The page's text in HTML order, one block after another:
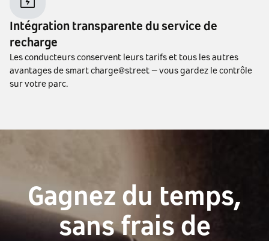
Intégration transparente du service de
recharge
Les conducteurs conservent leurs tarifs et tous les autres
avantages de smart charge@street – vous gardez le contrôle
sur votre parc.
Gagnez du temps,
sans frais de